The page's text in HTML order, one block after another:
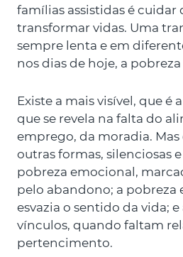
famílias assistidas é cuidar
transformar vidas. Uma
sempre lenta e em
nos dias de hoje, a
Existe a mais visível, que é
que se revela na falta do
emprego, da moradia.
outras formas, silenciosas
pobreza emocional,
pelo abandono; a pobreza
esvazia o sentido da vida;
vínculos, quando faltam
pertencimento.